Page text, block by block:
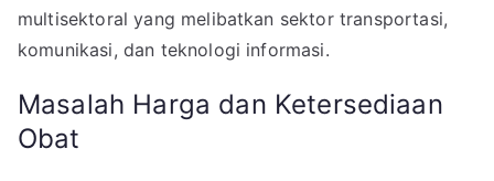
multisektoral yang melibatkan sektor transportasi,
komunikasi, dan teknologi informasi.
Masalah Harga dan Ketersediaan
Obat